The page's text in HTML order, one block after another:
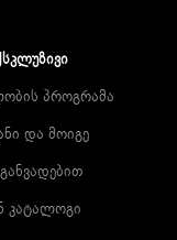
პროგრამა
და მოიგე
კატალოგი